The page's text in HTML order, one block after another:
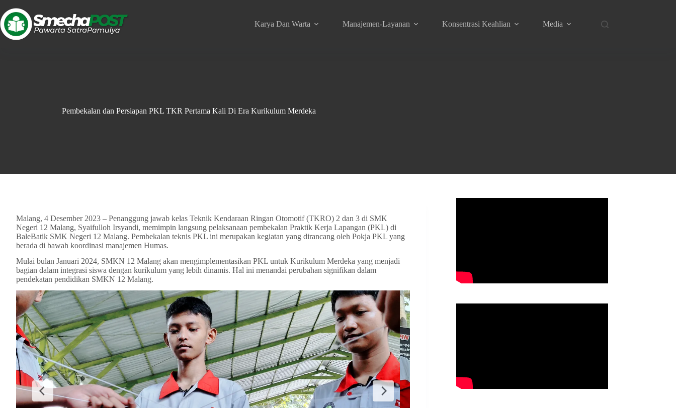
Karya Dan Warta Manajemen-Layanan Konsentrasi Keahlian Media
Pembekalan dan Persiapan PKL TKR Pertama Kali Di Era Kurikulum Merdeka
Malang, 4 Desember 2023 – Penanggung jawab kelas Teknik Kendaraan Ringan Otomotif (TKRO) 2 dan 3 di SMK
Negeri 12 Malang, Syaifulloh Irsyandi, memimpin langsung pelaksanaan pembekalan Praktik Kerja Lapangan (PKL) di
BaleBatik SMK Negeri 12 Malang. Pembekalan teknis PKL ini merupakan kegiatan yang dirancang oleh Pokja PKL yang
berada di bawah koordinasi manajemen Humas.
Mulai bulan Januari 2024, SMKN 12 Malang akan mengimplementasikan PKL untuk Kurikulum Merdeka yang menjadi
bagian dalam integrasi siswa dengan kurikulum yang lebih dinamis. Hal ini menandai perubahan signifikan dalam
pendekatan pendidikan SMKN 12 Malang.